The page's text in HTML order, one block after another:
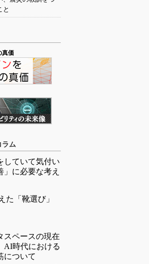
と
真価
ラム
していて気付い
」に必要な考え
た「靴選び」
スペースの現在
時代における
について